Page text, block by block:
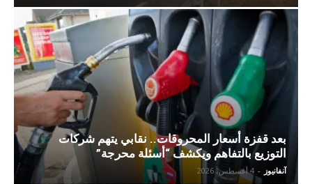
بعد قفزة أسعار المحروقات.. نقابي يتهم شركات
التوزيع بالتفاهم ويكشف “أسئلة محرجة”
آنفانيوز - 4 أغسطس، 2026